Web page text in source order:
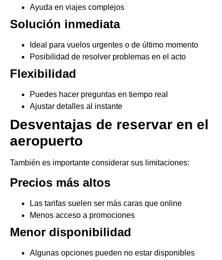
Ayuda en viajes complejos
Solución inmediata
Ideal para vuelos urgentes o de último momento
Posibilidad de resolver problemas en el acto
Flexibilidad
Puedes hacer preguntas en tiempo real
Ajustar detalles al instante
Desventajas de reservar en el
aeropuerto
También es importante considerar sus limitaciones:
Precios más altos
Las tarifas suelen ser más caras que online
Menos acceso a promociones
Menor disponibilidad
Algunas opciones pueden no estar disponibles